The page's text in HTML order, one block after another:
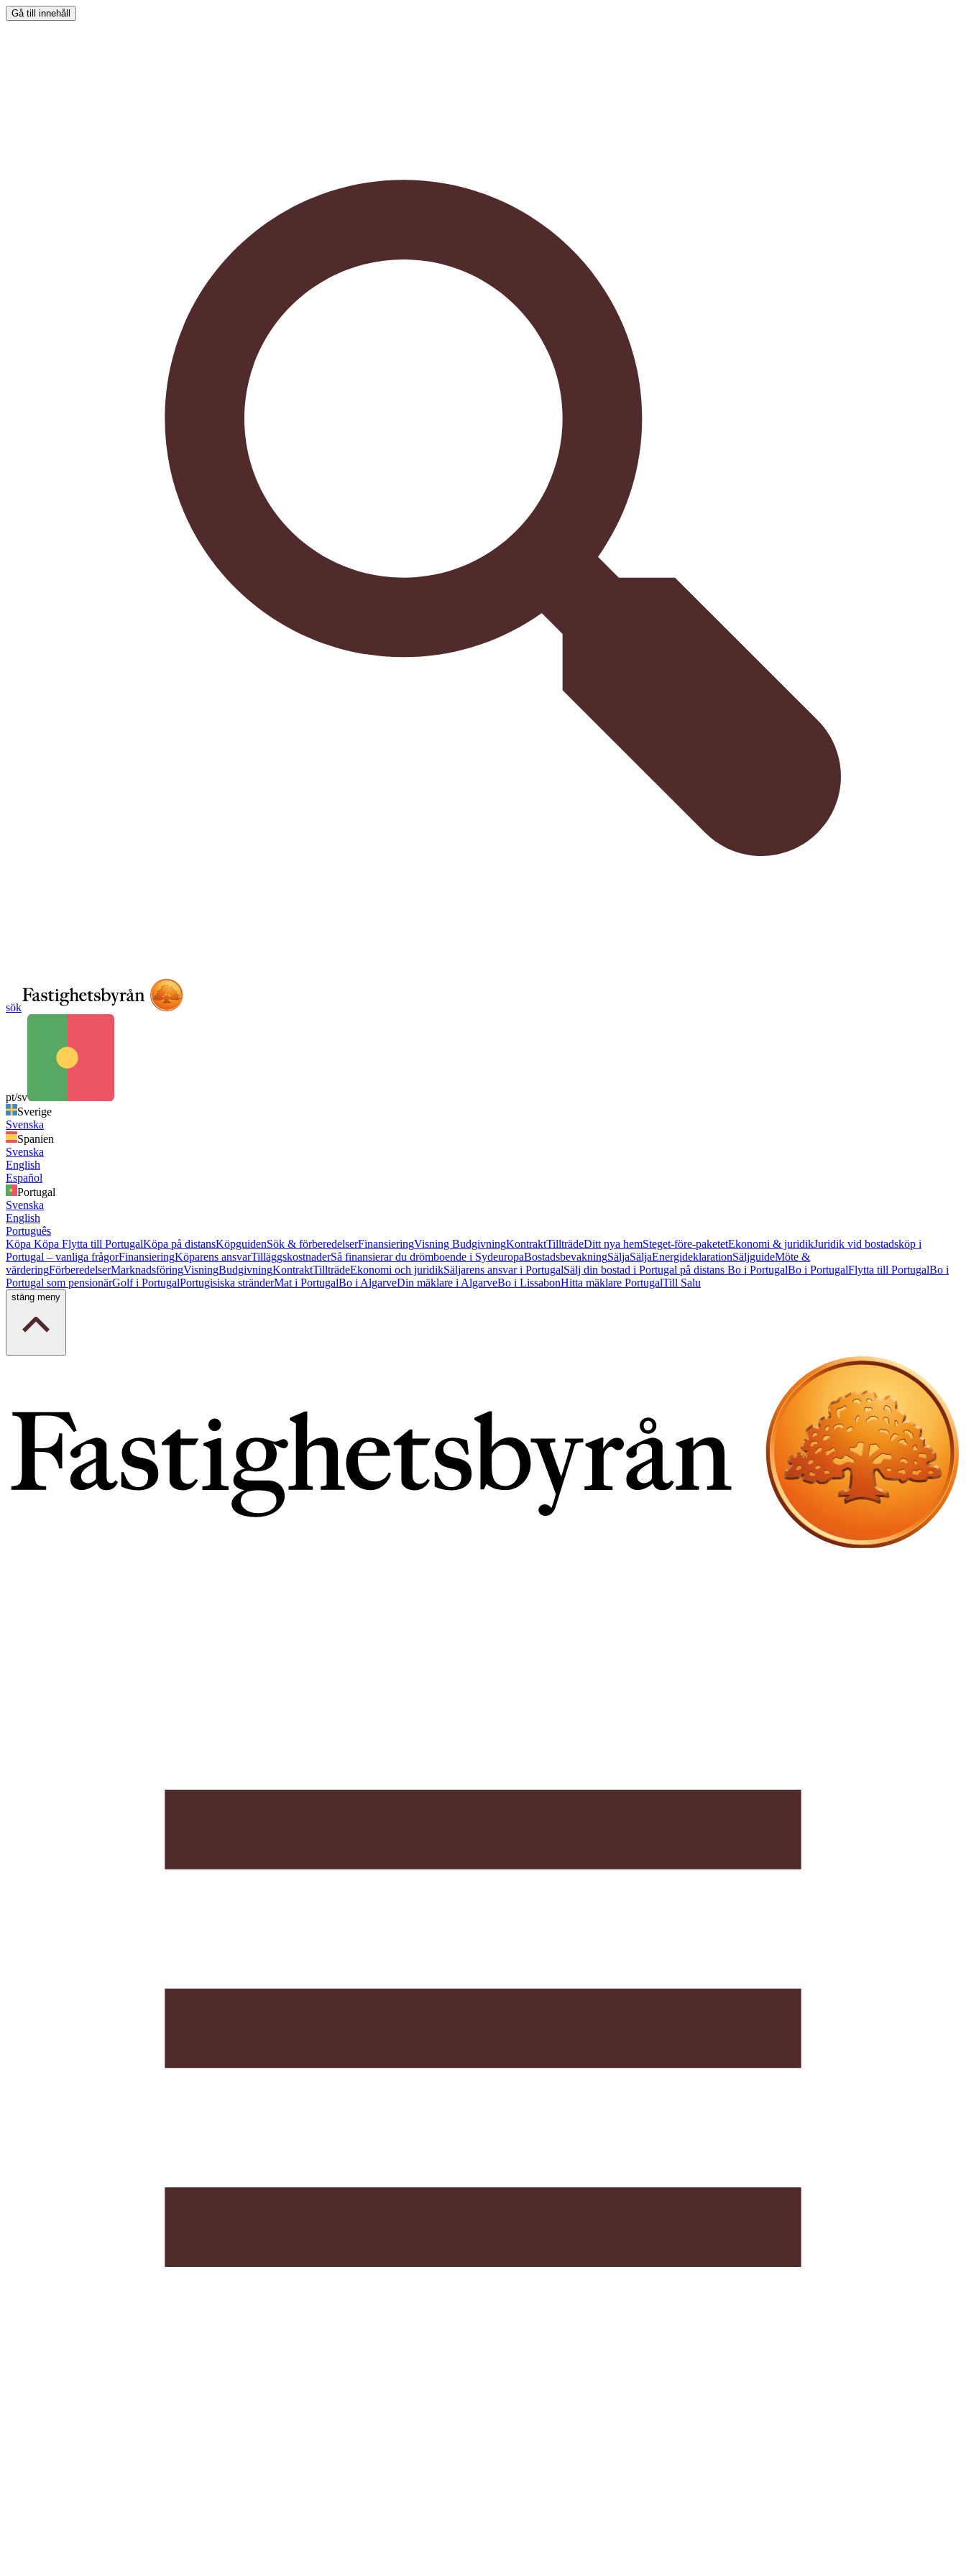
Gå till innehåll
sök
pt/sv
Sverige
Svenska
Spanien
Svenska
English
Español
Portugal
Svenska
English
Português
Köpa Köpa Flytta till PortugalKöpa på distansKöpguidenSök & förberedelserFinansieringVisning BudgivningKontraktTillträdeDitt nya hemSteget-före-paketetEkonomi & juridikJuridik vid bostadsköp i
Portugal – vanliga frågorFinansieringKöparens ansvarTilläggskostnaderSå finansierar du drömboende i SydeuropaBostadsbevakningSäljaSäljaEnergideklarationSäljguideMöte &
värderingFörberedelserMarknadsföringVisningBudgivningKontraktTillträdeEkonomi och juridikSäljarens ansvar i PortugalSälj din bostad i Portugal på distans Bo i PortugalBo i PortugalFlytta till PortugalBo i
Portugal som pensionärGolf i PortugalPortugisiska stränderMat i PortugalBo i AlgarveDin mäklare i AlgarveBo i LissabonHitta mäklare PortugalTill Salu
stäng meny